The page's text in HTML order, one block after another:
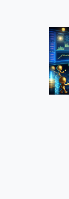
CoinMarketCap
コミュニテ
情報に基づ
将来の成長